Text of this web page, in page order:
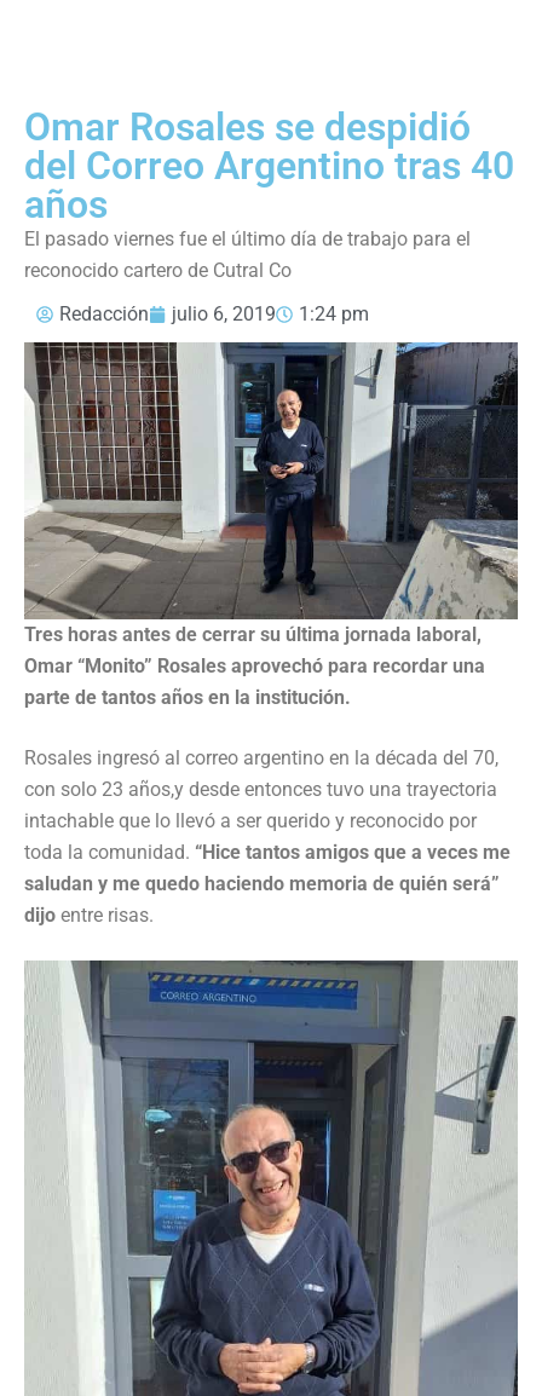
Omar Rosales se despidió
del Correo Argentino tras 40
años
El pasado viernes fue el último día de trabajo para el
reconocido cartero de Cutral Co
Redacción
julio 6, 2019 1:24 pm
Tres horas antes de cerrar su última jornada laboral,
Omar “Monito” Rosales aprovechó para recordar una
parte de tantos años en la institución.
Rosales ingresó al correo argentino en la década del 70,
con solo 23 años,y desde entonces tuvo una trayectoria
intachable que lo llevó a ser querido y reconocido por
toda la comunidad. “Hice tantos amigos que a veces me
saludan y me quedo haciendo memoria de quién será”
dijo entre risas.